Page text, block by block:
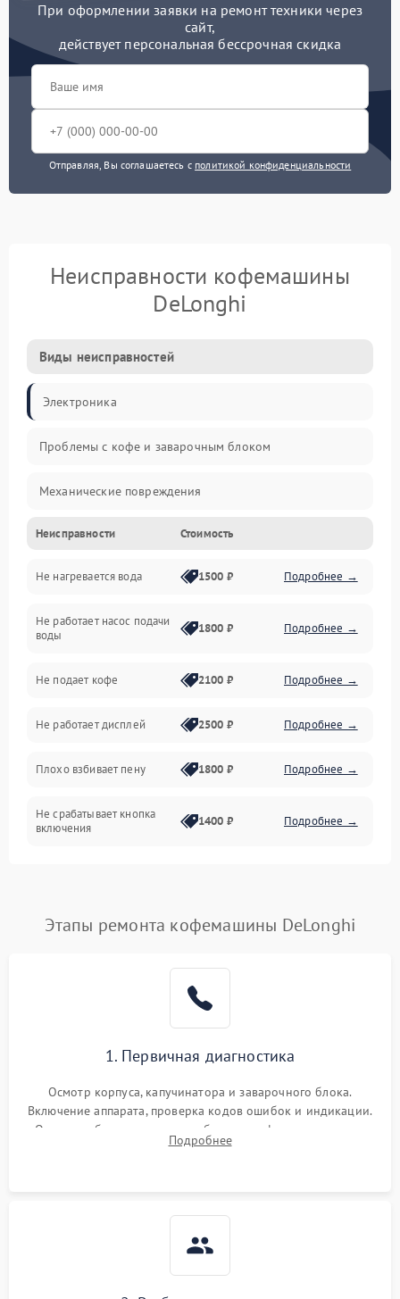
При оформлении заявки на ремонт техники через
сайт,
действует персональная бессрочная скидка
Отправляя, Вы соглашаетесь с политикой конфиденциальности
Неисправности кофемашины
DeLonghi
Виды неисправностей
Электроника
Проблемы с кофе и заварочным блоком
Механические повреждения
Прочие неисправности
Включение и работа
Проблемы с водой
Проблемы с капучинатором и паром
Управление и электроника
Программное обеспечение
Неисправности Стоимость
Не нагревается вода 1500 ₽ Подробнее →
Не работает насос подачи
воды
1800 ₽ Подробнее →
Не подает кофе 2100 ₽ Подробнее →
Не работает дисплей 2500 ₽ Подробнее →
Плохо взбивает пену 1800 ₽ Подробнее →
Не срабатывает кнопка
включения
1400 ₽ Подробнее →
Постоянные сбои в работе Подробнее →
Этапы ремонта кофемашины DeLonghi
1. Первичная диагностика
Осмотр корпуса, капучинатора и заварочного блока.
Включение аппарата, проверка кодов ошибок и индикации.
Оценка работы помпы, термоблока и кофемолки на слух.
Измерение температуры и давления воды для выявления
Подробнее